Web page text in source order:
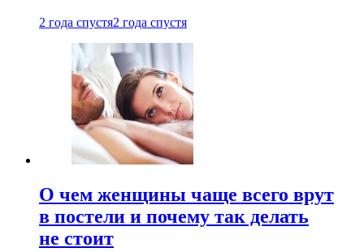
2 года спустя2 года спустя
О чем женщины чаще всего врут
в постели и почему так делать
не стоит